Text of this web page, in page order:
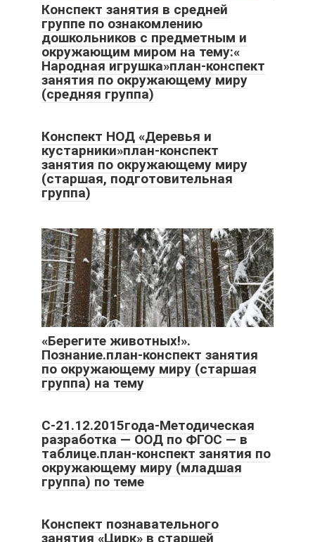
Конспект занятия в средней
группе по ознакомлению
дошкольников с предметным и
окружающим миром на тему:«
Народная игрушка»план-конспект
занятия по окружающему миру
(средняя группа)
Конспект НОД «Деревья и
кустарники»план-конспект
занятия по окружающему миру
(старшая, подготовительная
группа)
«Берегите животных!».
Познание.план-конспект занятия
по окружающему миру (старшая
группа) на тему
С-21.12.2015года-Методическая
разработка — ООД по ФГОС — в
таблице.план-конспект занятия по
окружающему миру (младшая
группа) по теме
Конспект познавательного
занятия «Цирк» в старшей